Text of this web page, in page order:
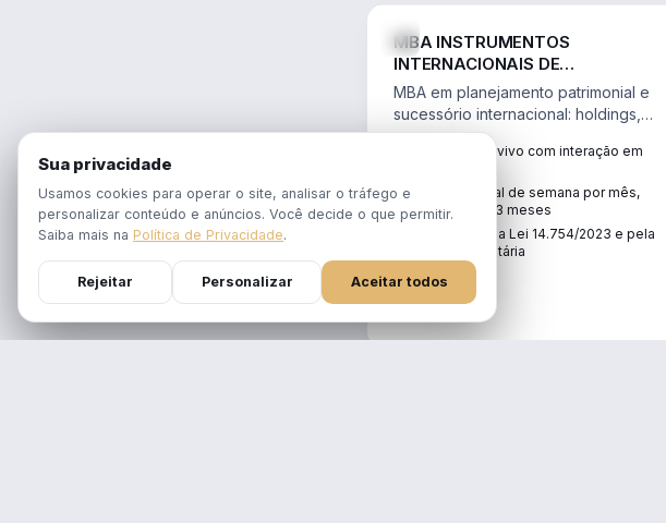
MBA INSTRUMENTOS
INTERNACIONAIS DE
PLANEJAMENTO PATRIMONIAL &
SUCESSÓRIO
MBA em planejamento patrimonial e
sucessório internacional: holdings,
trusts e offshore sob a Lei
14.754/2023 e a Reforma Tributária.
MBA 100% ao vivo com interação em
Aulas em 1 final de semana por mês,
gravadas por 3 meses
Atualizado pela Lei 14.754/2023 e pela
Reforma Tributária
DURAÇÃO
12 meses
Sua privacidade
Usamos cookies para operar o site, analisar o tráfego e
personalizar conteúdo e anúncios. Você decide o que permitir.
Saiba mais na Política de Privacidade.
Rejeitar Personalizar Aceitar todos